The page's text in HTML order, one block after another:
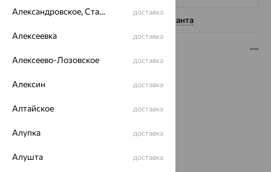
Нужна помощь консультанта
Вес:12.49
Проба:925
Страна происхождения:
Вид покрытия:
Александровское, Ставропольский край доставка
Алексеевка доставка
Алексеево-Лозовское доставка
Алексин доставка
Алтайское доставка
Алупка доставка
Алушта доставка